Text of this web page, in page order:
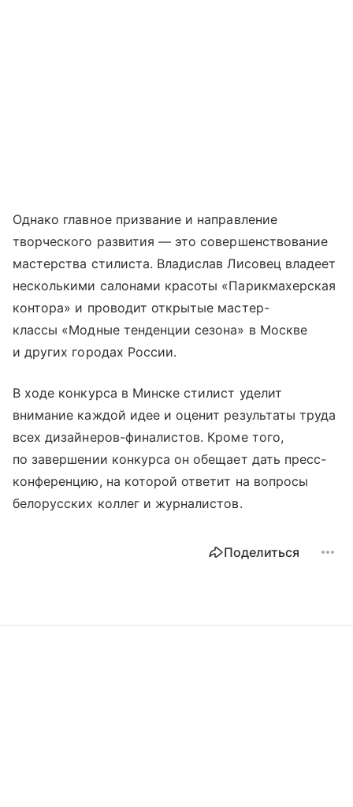
Однако главное призвание и направление
творческого развития — это совершенствование
мастерства стилиста. Владислав Лисовец владеет
несколькими салонами красоты «Парикмахерская
контора» и проводит открытые мастер-
классы «Модные тенденции сезона» в Москве
и других городах России.
В ходе конкурса в Минске стилист уделит
внимание каждой идее и оценит результаты труда
всех дизайнеров-финалистов. Кроме того,
по завершении конкурса он обещает дать пресс-
конференцию, на которой ответит на вопросы
белорусских коллег и журналистов.
Поделиться